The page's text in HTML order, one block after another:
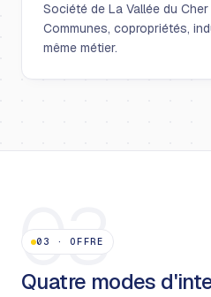
Société de La Vallée du
Communes, copropriétés,
même métier.
03
03 ·OFFRE
Quatre modes